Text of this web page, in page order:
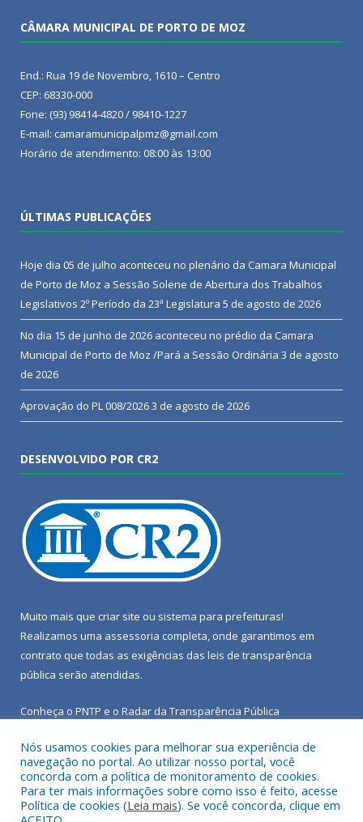
CÂMARA MUNICIPAL DE PORTO DE MOZ
End.: Rua 19 de Novembro, 1610 – Centro
CEP: 68330-000
Fone: (93) 98414-4820 / 98410-1227
E-mail: camaramunicipalpmz@gmail.com
Horário de atendimento: 08:00 às 13:00
ÚLTIMAS PUBLICAÇÕES
Hoje dia 05 de julho aconteceu no plenário da Camara Municipal
de Porto de Moz a Sessão Solene de Abertura dos Trabalhos
Legislativos 2º Período da 23ª Legislatura 5 de agosto de 2026
No dia 15 de junho de 2026 aconteceu no prédio da Camara
Municipal de Porto de Moz /Pará a Sessão Ordinária 3 de agosto
de 2026
Aprovação do PL 008/20263 de agosto de 2026
DESENVOLVIDO POR CR2
Muito mais que criar site ou sistema para prefeituras!
Realizamos uma assessoria completa, onde garantimos em
contrato que todas as exigências das leis de transparência
pública serão atendidas.
Conheça o PNTP e o Radar da Transparência Pública
Todos os direitos reservados a Câmara Municipal de Porto de
Moz.
Nós usamos cookies para melhorar sua experiência de
navegação no portal. Ao utilizar nosso portal, você
concorda com a política de monitoramento de cookies.
Para ter mais informações sobre como isso é feito, acesse
Política de cookies (Leia mais). Se você concorda, clique em